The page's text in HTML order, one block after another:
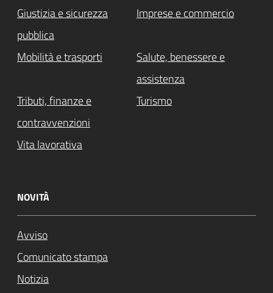
Giustizia e sicurezza
pubblica
Imprese e commercio
Mobilità e trasporti
Salute, benessere e
assistenza
Tributi, finanze e
contravvenzioni
Attivo
Turismo
Vita lavorativa
NOVITÀ
Avviso
Comunicato stampa
Notizia